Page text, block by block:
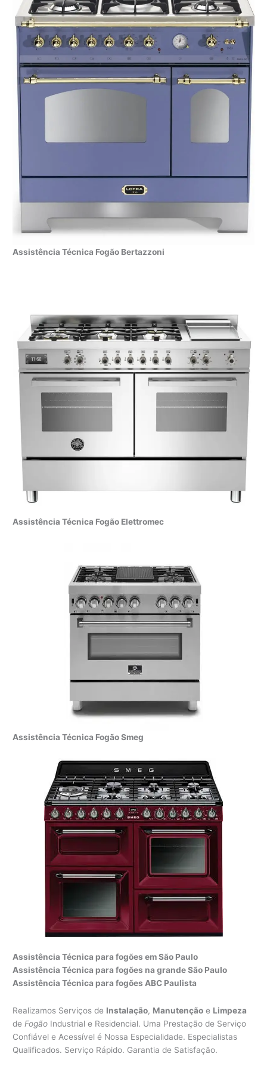
Assistência Técnica Fogão Bertazzoni
Assistência Técnica Fogão Elettromec
Assistência Técnica Fogão Smeg
Assistência Técnica para fogões em São Paulo
Assistência Técnica para fogões na grande São Paulo
Assistência Técnica para fogões ABC Paulista
Realizamos Serviços de Instalação, Manutenção e Limpeza
de Fogão Industrial e Residencial. Uma Prestação de Serviço
Confiável e Acessível é Nossa Especialidade. Especialistas
Qualificados. Serviço Rápido. Garantia de Satisfação.